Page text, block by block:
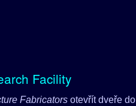
Facility
Fabricators otevřít dveře do